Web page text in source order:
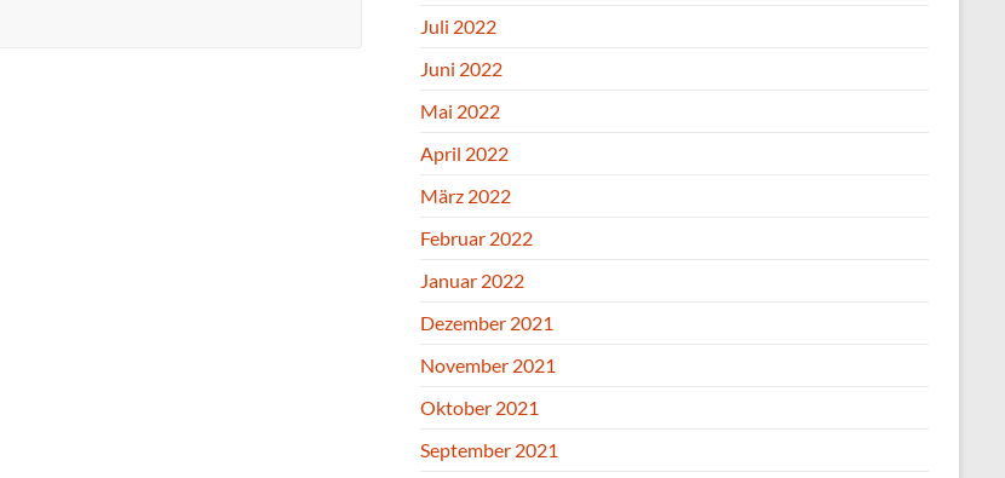
Juli 2022
Juni 2022
Mai 2022
April 2022
März 2022
Februar 2022
Januar 2022
Dezember 2021
November 2021
Oktober 2021
September 2021